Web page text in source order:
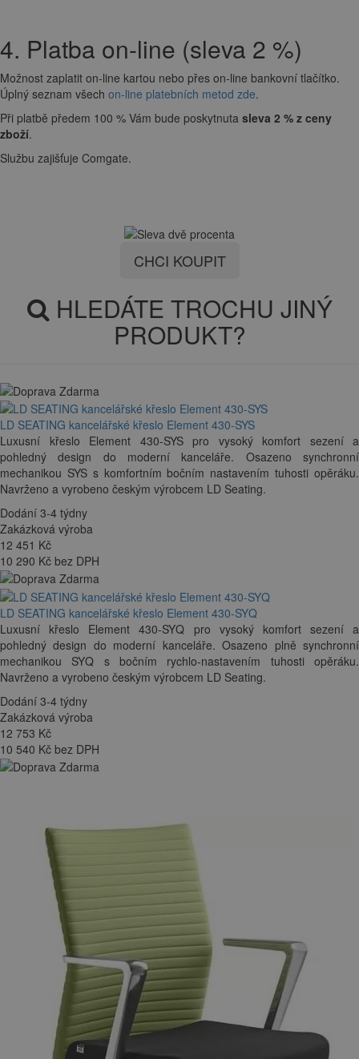
4. Platba on-line (sleva 2 %)
Možnost zaplatit on-line kartou nebo přes on-line bankovní tlačítko.
Úplný seznam všech on-line platebních metod zde.
Při platbě předem 100 % Vám bude poskytnuta sleva 2 % z ceny
zboží.
Službu zajišťuje Comgate.
CHCI KOUPIT
HLEDÁTE TROCHU JINÝ
PRODUKT?
LD SEATING kancelářské křeslo Element 430-SYS
Luxusní křeslo Element 430-SYS pro vysoký komfort sezení a
pohledný design do moderní kanceláře. Osazeno synchronní
mechanikou SYS s komfortním bočním nastavením tuhosti opěráku.
Navrženo a vyrobeno českým výrobcem LD Seating.
Dodání 3-4 týdny
Zakázková výroba
12 451 Kč
10 290 Kč bez DPH
LD SEATING kancelářské křeslo Element 430-SYQ
Luxusní křeslo Element 430-SYQ pro vysoký komfort sezení a
pohledný design do moderní kanceláře. Osazeno plně synchronní
mechanikou SYQ s bočním rychlo-nastavením tuhosti opěráku.
Navrženo a vyrobeno českým výrobcem LD Seating.
Dodání 3-4 týdny
Zakázková výroba
12 753 Kč
10 540 Kč bez DPH